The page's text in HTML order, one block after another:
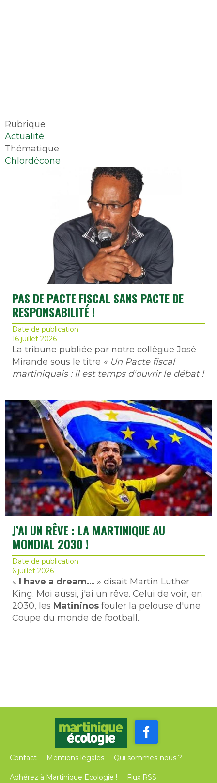
Rubrique
Actualité
Thématique
Chlordécone
PAS DE PACTE FISCAL SANS PACTE DE
RESPONSABILITÉ !
Date de publication
16 juillet 2026
La tribune publiée par notre collègue José
Mirande sous le titre « Un Pacte fiscal
martiniquais : il est temps d'ouvrir le débat !
J’AI UN RÊVE : LA MARTINIQUE AU
MONDIAL 2030 !
Date de publication
6 juillet 2026
« I have a dream… » disait Martin Luther
King. Moi aussi, j'ai un rêve. Celui de voir, en
2030, les Matininos fouler la pelouse d'une
Coupe du monde de football.
Contact Mentions légales Qui sommes-nous ?
Adhérez à Martinique Ecologie ! Flux RSS